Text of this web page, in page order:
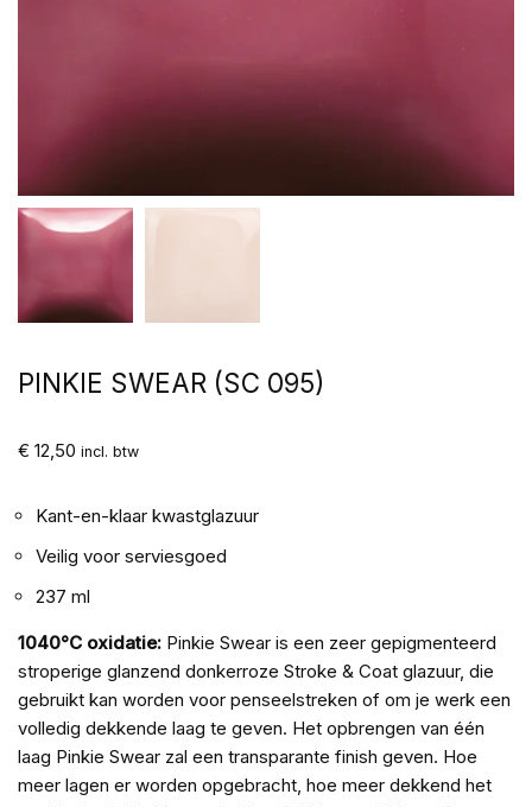
PINKIE SWEAR (SC 095)
€ 12,50 incl. btw
Kant-en-klaar kwastglazuur
Veilig voor serviesgoed
237 ml
1040°C oxidatie: Pinkie Swear is een zeer gepigmenteerd
stroperige glanzend donkerroze Stroke & Coat glazuur, die
gebruikt kan worden voor penseelstreken of om je werk een
volledig dekkende laag te geven. Het opbrengen van één
laag Pinkie Swear zal een transparante finish geven. Hoe
meer lagen er worden opgebracht, hoe meer dekkend het